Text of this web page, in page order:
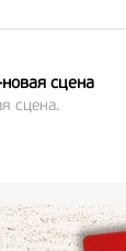
сцена
сцена.